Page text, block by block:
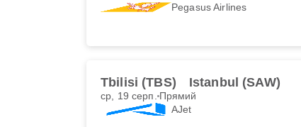
Pegasus Airlines
Tbilisi (TBS) Istanbul (SAW)
ср, 19 серп. Прямий
AJet